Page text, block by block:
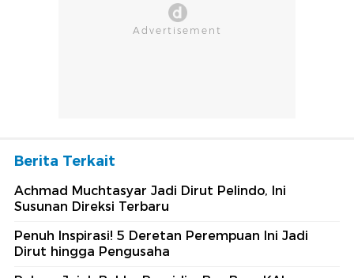
Berita Terkait
Achmad Muchtasyar Jadi Dirut Pelindo, Ini
Susunan Direksi Terbaru
Penuh Inspirasi! 5 Deretan Perempuan Ini Jadi
Dirut hingga Pengusaha